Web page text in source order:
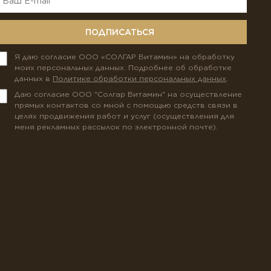
ПОДПИСАТЬСЯ
Я даю согласие ООО «СОЛГАР Витамин» на обработку
моих персональных данных. Подробнее об обработке
данных в Политике обработки персональных данных.
Даю согласие ООО "Солгар Витамин" на осуществление
прямых контактов со мной с помощью средств связи в
целях продвижения работ и услуг (осуществления для
меня рекламных рассылок по электронной почте).